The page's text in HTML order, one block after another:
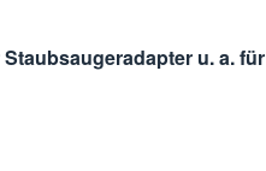
u. a. für